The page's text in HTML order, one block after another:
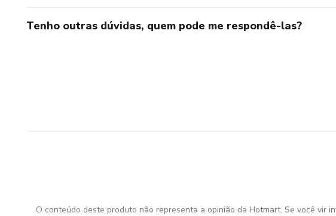
Tenho outras dúvidas, quem pode me respondê-las?
O conteúdo deste produto não representa a opinião da Hotmart. Se você vir